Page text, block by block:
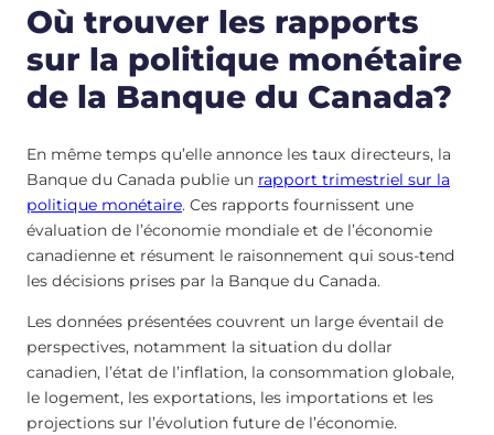
Où trouver les rapports
sur la politique monétaire
de la Banque du Canada?
En même temps qu’elle annonce les taux directeurs, la
Banque du Canada publie un rapport trimestriel sur la
politique monétaire. Ces rapports fournissent une
évaluation de l’économie mondiale et de l’économie
canadienne et résument le raisonnement qui sous-tend
les décisions prises par la Banque du Canada.
Les données présentées couvrent un large éventail de
perspectives, notamment la situation du dollar
canadien, l’état de l’inflation, la consommation globale,
le logement, les exportations, les importations et les
projections sur l’évolution future de l’économie.